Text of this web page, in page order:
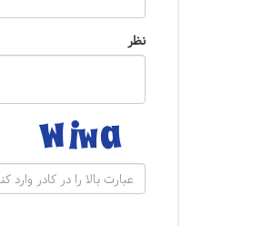
نظر